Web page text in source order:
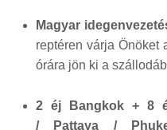
Magyar
reptéren várja Önöket
órára jön ki a
2 éj Bangkok + 8
/ Pattaya /